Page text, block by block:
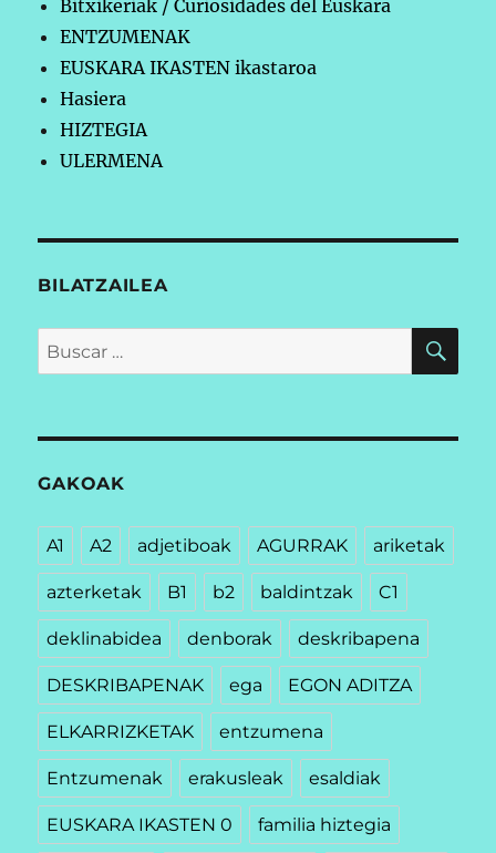
Bitxikeriak / Curiosidades del Euskara
ENTZUMENAK
EUSKARA IKASTEN ikastaroa
Hasiera
HIZTEGIA
ULERMENA
BILATZAILEA
Buscar
por:
GAKOAK
A1 A2 adjetiboak AGURRAK ariketak
azterketak B1 b2 baldintzak C1
deklinabidea denborak deskribapena
DESKRIBAPENAK ega EGON ADITZA
ELKARRIZKETAK entzumena
Entzumenak erakusleak esaldiak
EUSKARA IKASTEN 0 familia hiztegia